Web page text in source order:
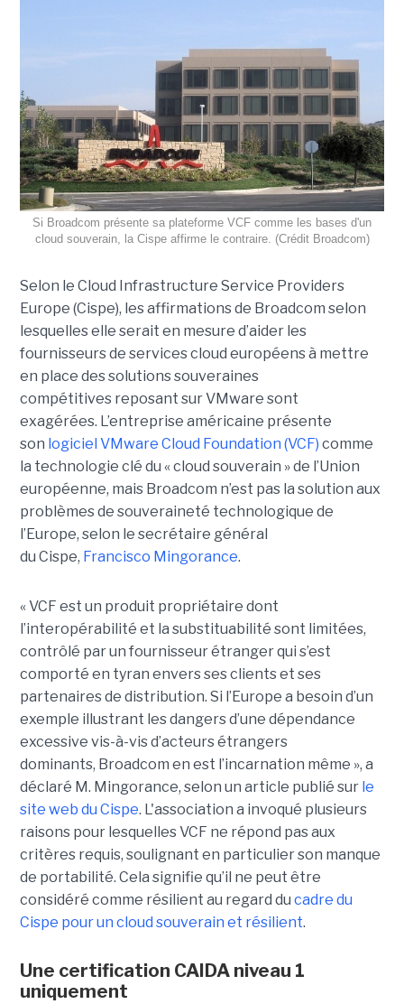
Si Broadcom présente sa plateforme VCF comme les bases d'un
cloud souverain, la Cispe affirme le contraire. (Crédit Broadcom)
Selon le Cloud Infrastructure Service Providers
Europe (Cispe), les affirmations de Broadcom selon
lesquelles elle serait en mesure d’aider les
fournisseurs de services cloud européens à mettre
en place des solutions souveraines
compétitives reposant sur VMware sont
exagérées. L’entreprise américaine présente
son logiciel VMware Cloud Foundation (VCF) comme
la technologie clé du « cloud souverain » de l’Union
européenne, mais Broadcom n’est pas la solution aux
problèmes de souveraineté technologique de
l’Europe, selon le secrétaire général
du Cispe, Francisco Mingorance.
« VCF est un produit propriétaire dont
l’interopérabilité et la substituabilité sont limitées,
contrôlé par un fournisseur étranger qui s’est
comporté en tyran envers ses clients et ses
partenaires de distribution. Si l’Europe a besoin d’un
exemple illustrant les dangers d’une dépendance
excessive vis-à-vis d’acteurs étrangers
dominants, Broadcom en est l’incarnation même », a
déclaré M. Mingorance, selon un article publié sur le
site web du Cispe. L'association a invoqué plusieurs
raisons pour lesquelles VCF ne répond pas aux
critères requis, soulignant en particulier son manque
de portabilité. Cela signifie qu’il ne peut être
considéré comme résilient au regard du cadre du
Cispe pour un cloud souverain et résilient.
Une certification CAIDA niveau 1
uniquement